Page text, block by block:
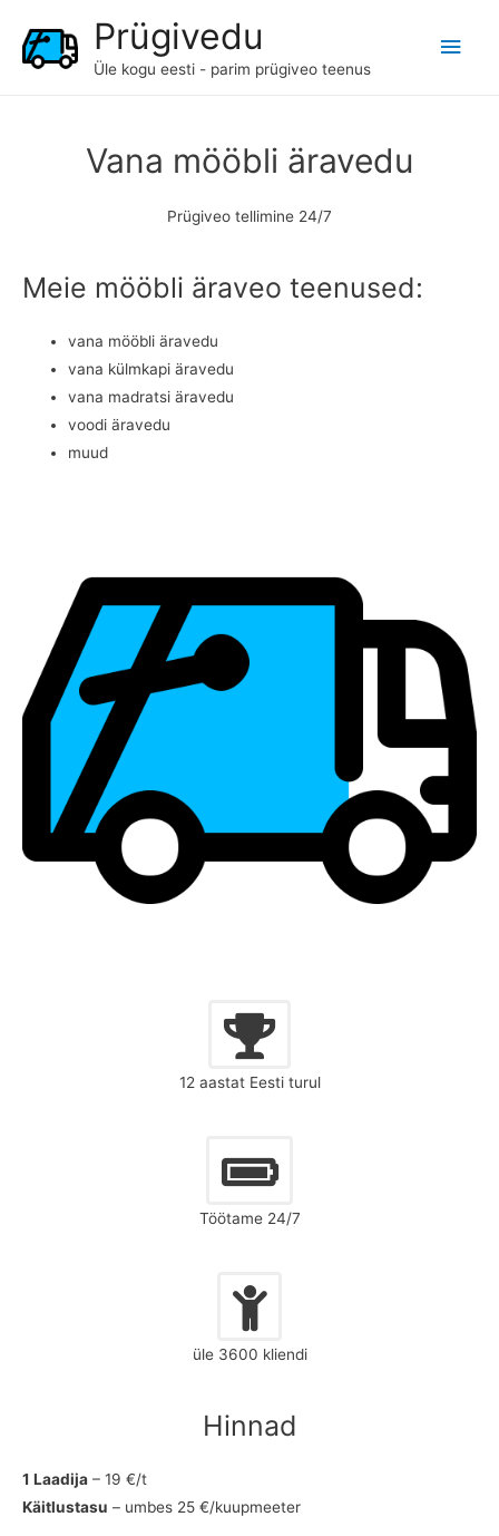
Prügivedu
Üle kogu eesti - parim prügiveo teenus
Main
Vana mööbli äravedu
Prügiveo tellimine 24/7
Meie mööbli äraveo teenused:
vana mööbli äravedu
vana külmkapi äravedu
vana madratsi äravedu
voodi äravedu
muud
12 aastat Eesti turul
Töötame 24/7
üle 3600 kliendi
Hinnad
1 Laadija – 19 €/t
Käitlustasu – umbes 25 €/kuupmeeter